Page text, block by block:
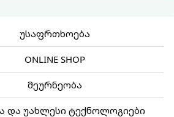
უსაფრთხოება
ONLINE SHOP
მეურნეობა
და უახლესი ტექნოლოგიები